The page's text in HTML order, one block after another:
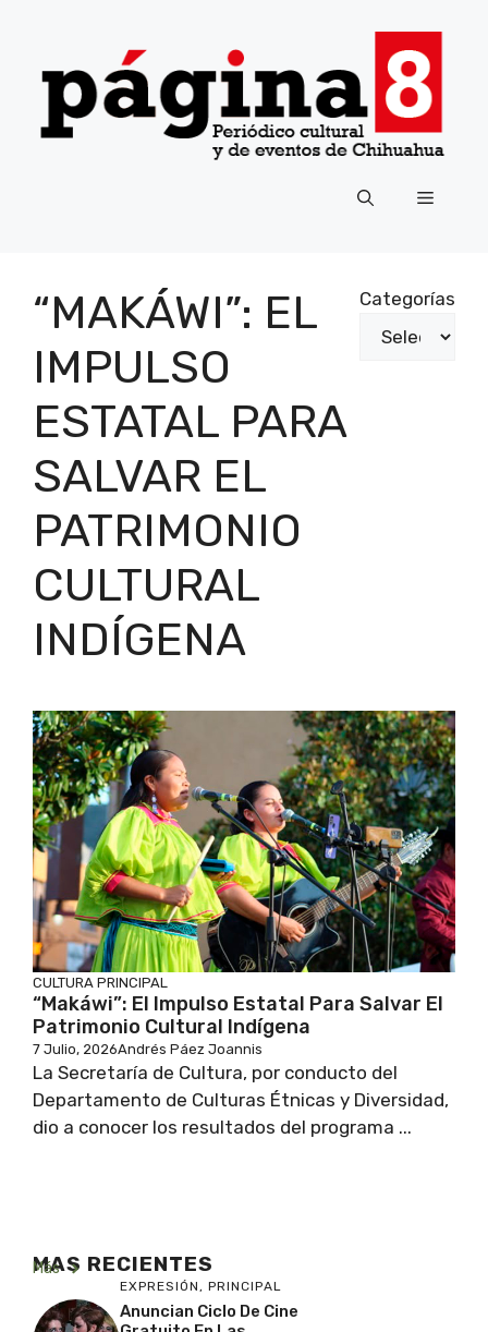
contenido
Menú
“MAKÁWI”: EL
IMPULSO
ESTATAL PARA
SALVAR EL
PATRIMONIO
CULTURAL
INDÍGENA
Categorías
CULTURA PRINCIPAL
“Makáwi”: El Impulso Estatal Para Salvar El
Patrimonio Cultural Indígena
7 Julio, 2026Andrés Páez Joannis
La Secretaría de Cultura, por conducto del
Departamento de Culturas Étnicas y Diversidad,
dio a conocer los resultados del programa ...
MAS RECIENTES
Más
EXPRESIÓN, PRINCIPAL
Anuncian Ciclo De Cine